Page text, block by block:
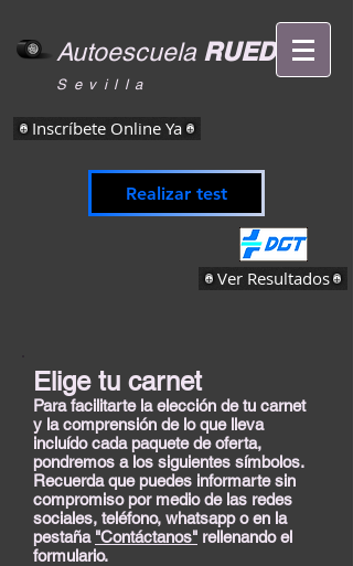
Autoescuela RUEDA
Sevilla
Inscríbete Online Ya
Realizar test
Ver Resultados
Elige tu carnet
Para facilitarte la elección de tu carnet
y la comprensión de lo que lleva
incluído cada paquete de oferta,
pondremos a los siguientes símbolos.
Recuerda que puedes informarte sin
compromiso por medio de las redes
sociales, teléfono, whatsapp o en la
pestaña "Contáctanos" rellenando el
formulario.